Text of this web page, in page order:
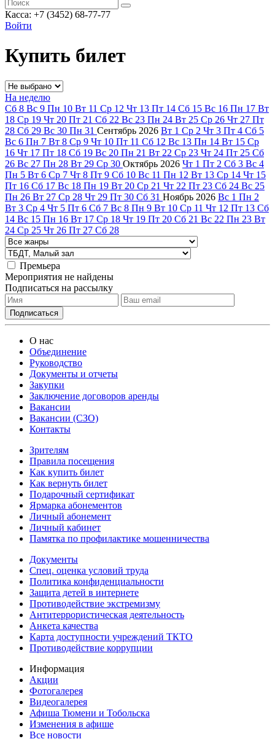
Касса: +7 (3452) 68-77-77
Войти
Купить билет
На неделю
Сб 8 Вс 9 Пн 10 Вт 11 Ср 12 Чт 13 Пт 14 Сб 15 Вс 16 Пн 17 Вт
18 Ср 19 Чт 20 Пт 21 Сб 22 Вс 23 Пн 24 Вт 25 Ср 26 Чт 27 Пт
28 Сб 29 Вс 30 Пн 31 Сентябрь 2026 Вт 1 Ср 2 Чт 3 Пт 4 Сб 5
Вс 6 Пн 7 Вт 8 Ср 9 Чт 10 Пт 11 Сб 12 Вс 13 Пн 14 Вт 15 Ср
16 Чт 17 Пт 18 Сб 19 Вс 20 Пн 21 Вт 22 Ср 23 Чт 24 Пт 25 Сб
26 Вс 27 Пн 28 Вт 29 Ср 30 Октябрь 2026 Чт 1 Пт 2 Сб 3 Вс 4
Пн 5 Вт 6 Ср 7 Чт 8 Пт 9 Сб 10 Вс 11 Пн 12 Вт 13 Ср 14 Чт 15
Пт 16 Сб 17 Вс 18 Пн 19 Вт 20 Ср 21 Чт 22 Пт 23 Сб 24 Вс 25
Пн 26 Вт 27 Ср 28 Чт 29 Пт 30 Сб 31 Ноябрь 2026 Вс 1 Пн 2
Вт 3 Ср 4 Чт 5 Пт 6 Сб 7 Вс 8 Пн 9 Вт 10 Ср 11 Чт 12 Пт 13 Сб
14 Вс 15 Пн 16 Вт 17 Ср 18 Чт 19 Пт 20 Сб 21 Вс 22 Пн 23 Вт
24 Ср 25 Чт 26 Пт 27 Сб 28
Премьера
Мероприятия не найдены
Подписаться на рассылку
О нас
Объединение
Руководство
Документы и отчеты
Закупки
Заключение договоров аренды
Вакансии
Вакансии (СЗО)
Контакты
Зрителям
Правила посещения
Как купить билет
Как вернуть билет
Подарочный сертификат
Ярмарка абонементов
Личный абонемент
Личный кабинет
Памятка по профилактике мошенничества
Документы
Спец. оценка условий труда
Политика конфиденциальности
Защита детей в интернете
Противодействие экстремизму
Антитеррористическая деятельность
Анкета качества
Карта доступности учреждений ТКТО
Противодействие коррупции
Информация
Акции
Фотогалерея
Видеогалерея
Афиша Тюмени и Тобольска
Изменения в афише
Все новости